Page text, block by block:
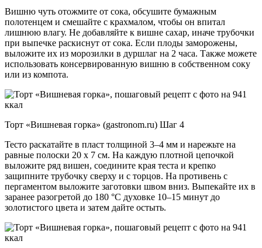
Вишню чуть отожмите от сока, обсушите бумажным
полотенцем и смешайте с крахмалом, чтобы он впитал
лишнюю влагу. Не добавляйте к вишне сахар, иначе трубочки
при выпечке раскиснут от сока. Если плоды заморожены,
выложите их из морозилки в дуршлаг на 2 часа. Также можете
использовать консервированную вишню в собственном соку
или из компота.
Торт «Вишневая горка» (gastronom.ru) Шаг 4
Тесто раскатайте в пласт толщиной 3–4 мм и нарежьте на
равные полоски 20 х 7 см. На каждую плотной цепочкой
выложите ряд вишен, соедините края теста и крепко
защипните трубочку сверху и с торцов. На противень с
пергаментом выложите заготовки швом вниз. Выпекайте их в
заранее разогретой до 180 °C духовке 10–15 минут до
золотистого цвета и затем дайте остыть.